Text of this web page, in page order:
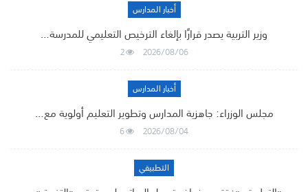
أخبار المدارس
وزير التربية يصدر قرارًا بإلغاء الترخيص التعليمي للمدرسة…
2026/08/06
2
أخبار المدارس
مجلس الوزراء: جاهزية المدارس وتطوير التعليم أولوية مع…
2026/08/04
6
التطبيقي